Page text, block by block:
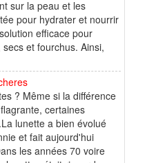
sur la peau et les
pour hydrater et nourrir
efficace pour
et fourchus. Ainsi,
? Même si la différence
certaines
lunette a bien évolué
et fait aujourd'hui
les années 70 voire